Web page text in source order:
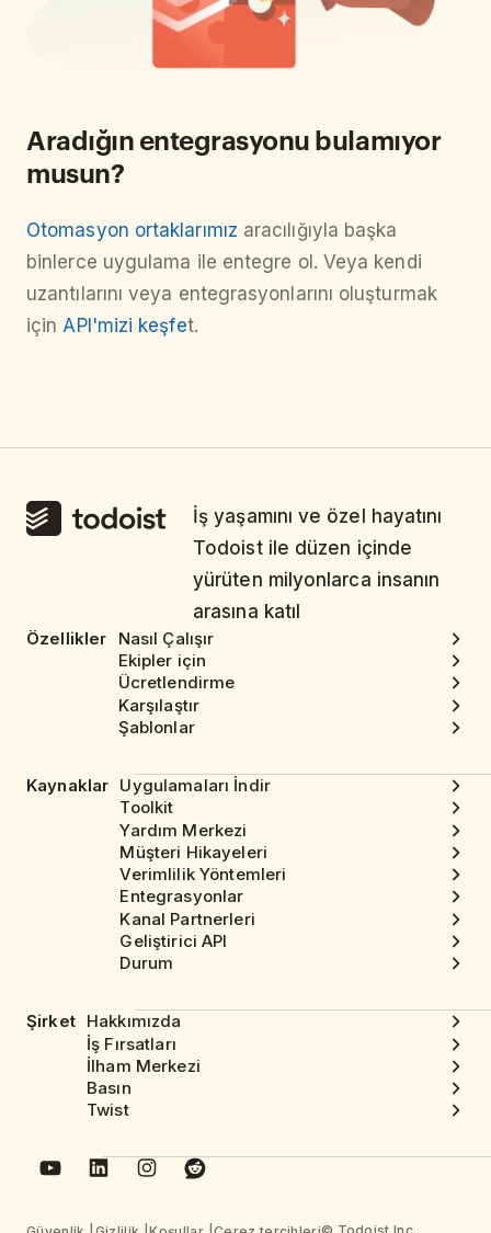
Aradığın entegrasyonu bulamıyor
musun?
Otomasyon ortaklarımız aracılığıyla başka
binlerce uygulama ile entegre ol. Veya kendi
uzantılarını veya entegrasyonlarını oluşturmak
için API'mizi keşfet.
İş yaşamını ve özel hayatını
Todoist ile düzen içinde
yürüten milyonlarca insanın
arasına katıl
Özellikler
Nasıl Çalışır
Ekipler için
Ücretlendirme
Karşılaştır
Şablonlar
Kaynaklar Uygulamaları İndir
Toolkit
Yardım Merkezi
Müşteri Hikayeleri
Verimlilik Yöntemleri
Entegrasyonlar
Kanal Partnerleri
Geliştirici API
Durum
Şirket Hakkımızda
İş Fırsatları
İlham Merkezi
Basın
Twist